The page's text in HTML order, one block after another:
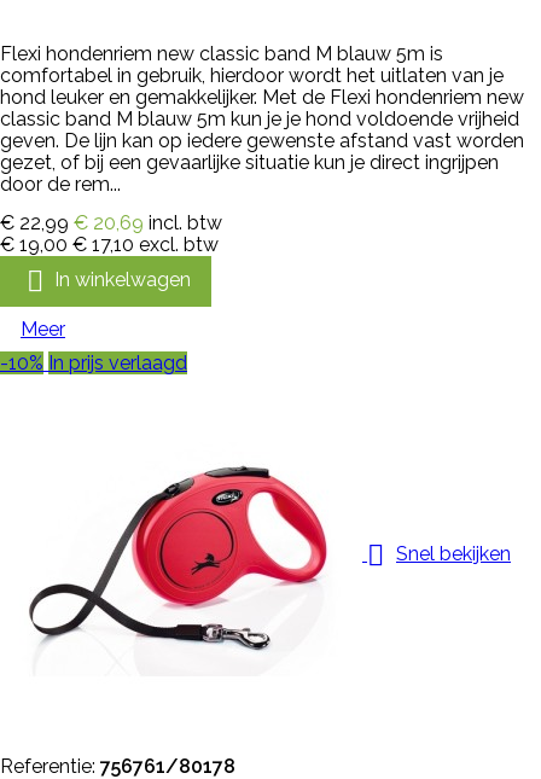
Flexi hondenriem new classic band M blauw 5m is
comfortabel in gebruik, hierdoor wordt het uitlaten van je
hond leuker en gemakkelijker. Met de Flexi hondenriem new
classic band M blauw 5m kun je je hond voldoende vrijheid
geven. De lijn kan op iedere gewenste afstand vast worden
gezet, of bij een gevaarlijke situatie kun je direct ingrijpen
door de rem...
€ 22,99 € 20,69 incl. btw
€ 19,00 € 17,10 excl. btw
 In winkelwagen
Meer
-10% In prijs verlaagd
 Snel bekijken
Referentie: 756761/80178